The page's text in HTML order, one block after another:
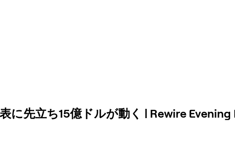
に先立ち15億ドルが動く | Rewire Evening